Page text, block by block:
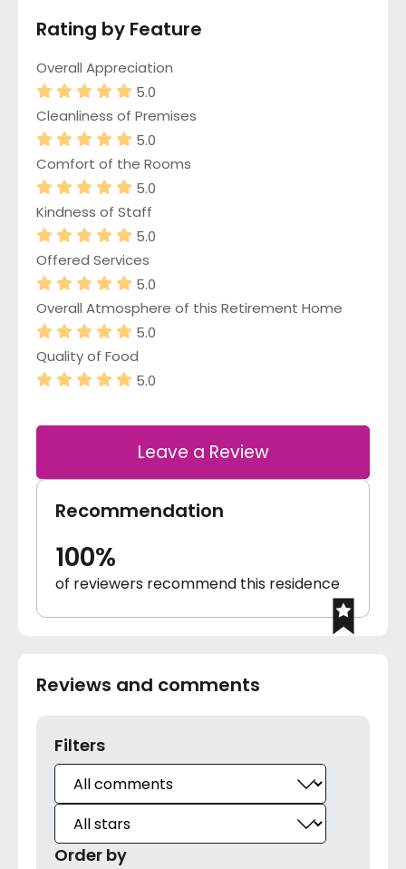
Rating by Feature
Overall Appreciation
5.0
Cleanliness of Premises
5.0
Comfort of the Rooms
5.0
Kindness of Staff
5.0
Offered Services
5.0
Overall Atmosphere of this Retirement Home
5.0
Quality of Food
5.0
Leave a Review
Recommendation
100%
of reviewers recommend this residence
Reviews and comments
Filters
Order by